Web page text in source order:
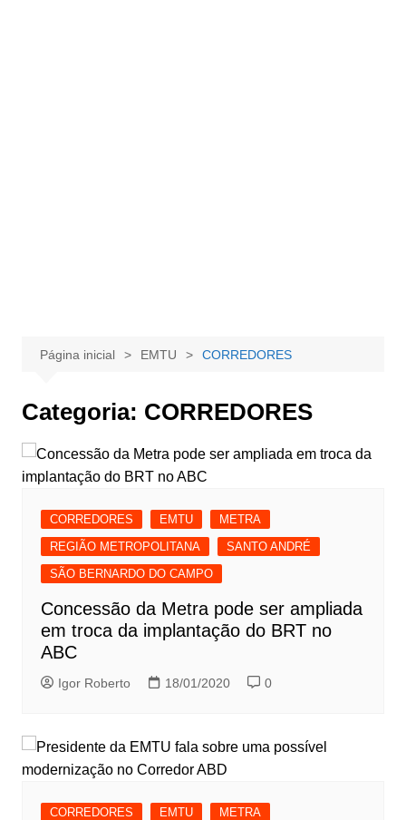
Página inicial EMTU CORREDORES
Categoria: CORREDORES
CORREDORES EMTU
METRA
REGIÃO METROPOLITANA
SANTO ANDRÉ
SÃO BERNARDO DO CAMPO
Concessão da Metra pode ser ampliada
em troca da implantação do BRT no
ABC
Igor Roberto 18/01/2020 0
CORREDORES EMTU METRA